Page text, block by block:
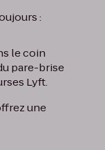
:
le coin
pare-brise
Lyft.
une